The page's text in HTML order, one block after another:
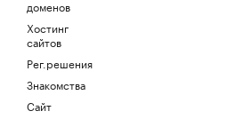
доменов
Хостинг
сайтов
Рег.решения
Знакомства
Сайт